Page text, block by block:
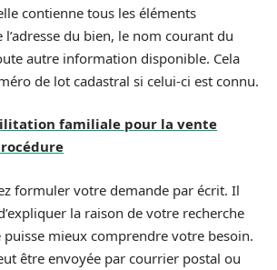
contienne tous les éléments
du bien, le nom courant du
autre information disponible. Cela
de lot cadastral si celui-ci est connu.
familiale pour la vente
formuler votre demande par écrit. Il
la raison de votre recherche
puisse mieux comprendre votre besoin.
être envoyée par courrier postal ou